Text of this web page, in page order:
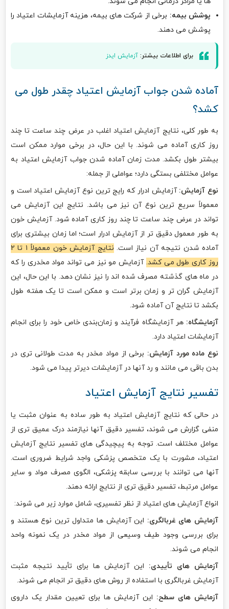
پوشش بیمه: برخی از شرکت های بیمه، هزینه آزمایشات اعتیاد را
پوشش می دهند.
برای اطلاعات بیشتر: آزمایش ایدز
آماده شدن جواب آزمایش اعتیاد چقدر طول می
کشد؟
به طور کلی، نتایج آزمایش اعتیاد اغلب در عرض چند ساعت تا چند
روز کاری آماده می شوند. با این حال، در برخی موارد ممکن است
بیشتر طول بکشد. مدت زمان آماده شدن جواب آزمایش اعتیاد به
عوامل مختلفی بستگی دارد؛ عواملی از جمله:
نوع آزمایش: آزمایش ادرار که رایج ترین نوع آزمایش اعتیاد است و
معمولاً سریع ترین نوع آن نیز می باشد. نتایج این آزمایش می
تواند در عرض چند ساعت تا چند روز کاری آماده شود. آزمایش خون
به طور معمول دقیق تر از آزمایش ادرار است؛ اما زمان بیشتری برای
آماده شدن نتیجه آن نیاز است.
نتایج آزمایش خون معمولاً ۱ تا ۲
روز کاری طول می کشد. آزمایش مو نیز می تواند مواد مخدری را که
در ماه های گذشته مصرف شده اند را نیز نشان دهد. با این حال، این
آزمایش گران تر و زمان برتر است و ممکن است تا یک هفته طول
بکشد تا نتایج آن آماده شود.
آزمایشگاه: هر آزمایشگاه فرآیند و زمان‌بندی خاص خود را برای انجام
آزمایشات اعتیاد دارد.
نوع ماده مورد آزمایش: برخی از مواد مخدر به مدت طولانی تری در
بدن باقی می مانند و رد آنها در آزمایشات دیرتر پیدا می شود.
تفسیر نتایج آزمایش اعتیاد
در حالی که نتایج آزمایش اعتیاد به طور ساده به عنوان مثبت یا
منفی گزارش می شوند، تفسیر دقیق آنها نیازمند درک عمیق تری از
عوامل مختلف است. توجه به پیچیدگی های تفسیر نتایج آزمایش
اعتیاد، مشورت با یک متخصص پزشکی واجد شرایط ضروری است.
آنها می توانند با بررسی سابقه پزشکی، الگوی مصرف مواد و سایر
عوامل مرتبط، تفسیر دقیق تری از نتایج ارائه دهند.
انواع آزمایش های اعتیاد از نظر تفسیری، شامل موارد زیر می شوند:
آزمایش های غربالگری: این آزمایش ها متداول ترین نوع هستند و
برای بررسی وجود طیف وسیعی از مواد مخدر در یک نمونه واحد
انجام می شوند.
آزمایش های تأییدی: این آزمایش ها برای تأیید نتیجه مثبت
آزمایش غربالگری با استفاده از روش های دقیق تر انجام می شوند.
آزمایش های سطح: این آزمایش ها برای تعیین مقدار یک داروی